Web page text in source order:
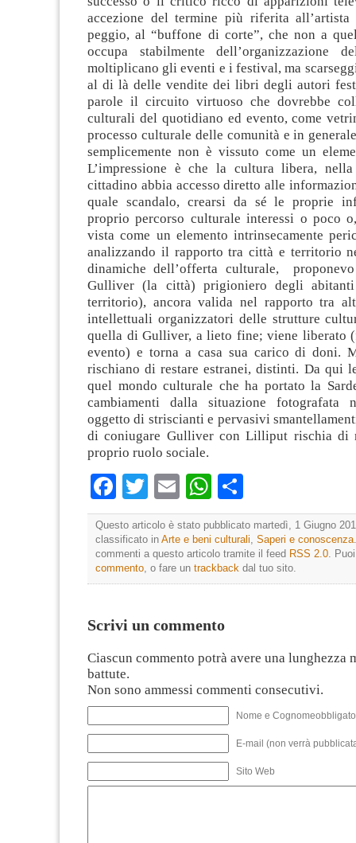
accezione del termine più riferita
peggio, al “buffone di corte”, che non a
occupa stabilmente dell’organizzazione
moltiplicano gli eventi e i festival, ma
al di là delle vendite dei libri degli autori
parole il circuito virtuoso che dovrebbe
culturali del quotidiano ed evento, come
processo culturale delle comunità e in
semplicemente non è vissuto come un
L’impressione è che la cultura libera,
cittadino abbia accesso diretto alle
quale scandalo, crearsi da sé le proprie
proprio percorso culturale interessi o poco
vista come un elemento intrinsecamente
analizzando il rapporto tra città e territorio
dinamiche dell’offerta culturale,
Gulliver (la città) prigioniero degli
territorio), ancora valida nel rapporto tra
intellettuali organizzatori delle strutture
quella di Gulliver, a lieto fine; viene liberato
evento) e torna a casa sua carico di doni.
rischiano di restare estranei, distinti. Da qui
quel mondo culturale che ha portato la
cambiamenti dalla situazione fotografata
oggetto di striscianti e pervasivi
di coniugare Gulliver con Lilliput rischia di
proprio ruolo sociale.
Facebook
TwitterEmailWhatsApp
Questo articolo è stato pubblicato martedì, 1 Giugno
classificato in Arte e beni culturali, Saperi e conoscenza
commenti a questo articolo tramite il feed RSS 2.0.
commento, o fare un trackback dal tuo sito.
Scrivi un commento
Ciascun commento potrà avere una lunghezza
battute.
Non sono ammessi commenti consecutivi.
Nome e
E-mail (non verrà
Sito Web